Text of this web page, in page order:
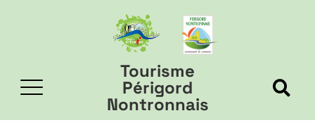
Tourisme
Périgord
Nontronnais